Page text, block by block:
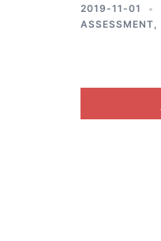
2019-11-01
ASSESSMENT,